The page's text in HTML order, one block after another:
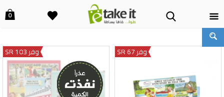
0
وفر 67 SR وفر 103 SR